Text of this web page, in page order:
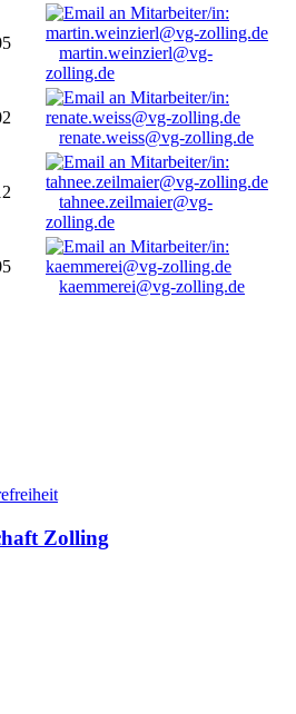
martin.weinzierl@vg-
zolling.de
renate.weiss@vg-zolling.de
tahnee.zeilmaier@vg-
zolling.de
kaemmerei@vg-zolling.de
Zolling